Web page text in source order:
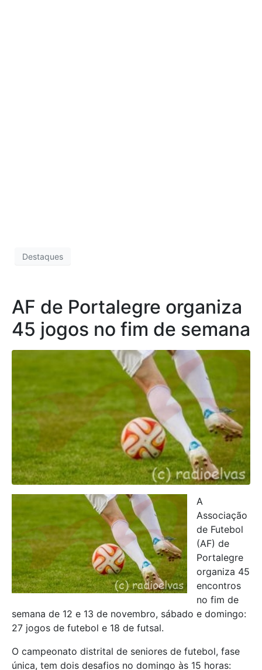
Destaques
AF de Portalegre organiza
45 jogos no fim de semana
A
Associação
de Futebol
(AF) de
Portalegre
organiza 45
encontros
no fim de
semana de 12 e 13 de novembro, sábado e domingo:
27 jogos de futebol e 18 de futsal.
O campeonato distrital de seniores de futebol, fase
única, tem dois desafios no domingo às 15 horas: